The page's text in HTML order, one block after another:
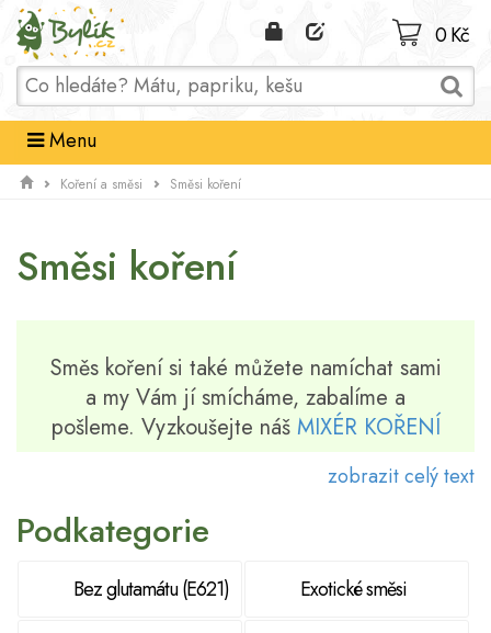
Domů
0 Kč
Menu
Koření a směsi Směsi koření
Směsi koření
Směs koření si také můžete namíchat sami
a my Vám jí smícháme, zabalíme a
pošleme. Vyzkoušejte náš MIXÉR KOŘENÍ
zobrazit celý text
Podkategorie
Bez glutamátu (E621) Exotické směsi